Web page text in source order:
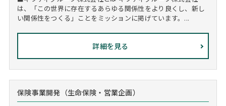
は、「この世界に存在するあらゆる関係性をより良くし、新し
い関係性をつくる」ことをミッションに掲げています。...
詳細を見る
保険事業開発（生命保険・営業企画）